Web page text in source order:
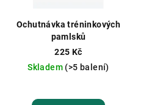
Ochutnávka tréninkových
pamlsků
225 Kč
Skladem (>5 balení)
hodnocení